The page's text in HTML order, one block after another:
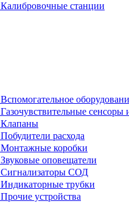
Калибровочные станции
Вспомогательное
Газочувствительные сенсоры
Клапаны
Побудители расхода
Монтажные коробки
Звуковые оповещатели
Сигнализаторы СОД
Индикаторные трубки
Прочие устройства